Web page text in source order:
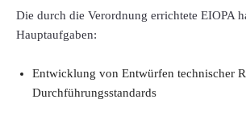
Die durch die Verordnung errichtete EIOPA
Hauptaufgaben:
Entwicklung von Entwürfen technischer
Durchführungsstandards